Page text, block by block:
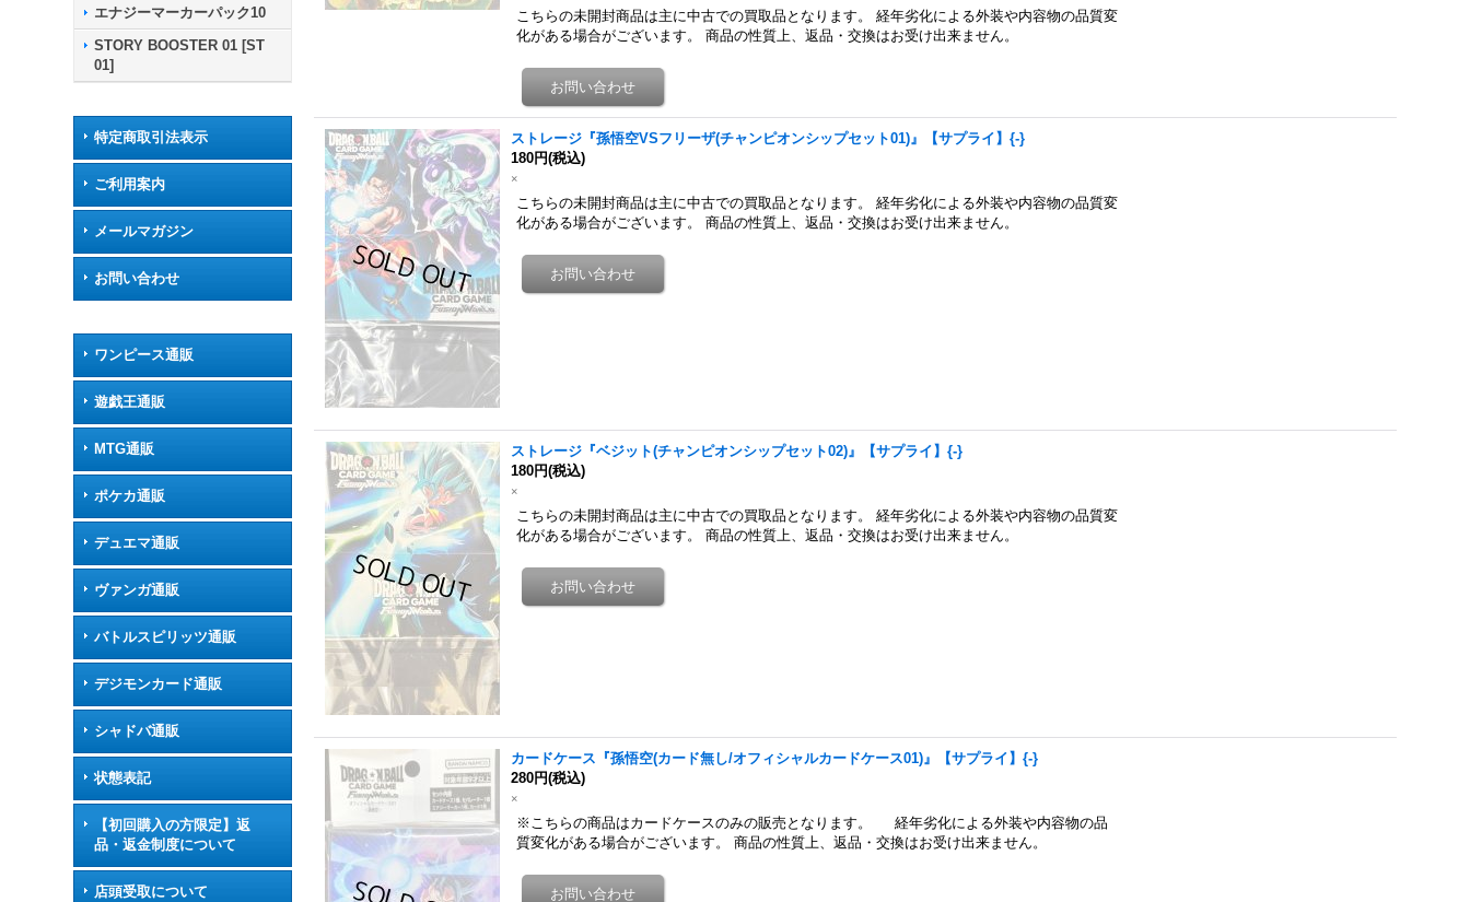
エナジーマーカーパック10
STORY BOOSTER 01 [ST
01]
特定商取引法表示
ご利用案内
メールマガジン
お問い合わせ
ワンピース通販
遊戯王通販
MTG通販
ポケカ通販
デュエマ通販
ヴァンガ通販
バトルスピリッツ通販
デジモンカード通販
シャドバ通販
状態表記
【初回購入の方限定】返
品・返金制度について
店頭受取について
こちらの未開封商品は主に中古での買取品となります。 経年劣化による外装や内容物の品質変
化がある場合がございます。 商品の性質上、返品・交換はお受け出来ません。
ストレージ『孫悟空VSフリーザ(チャンピオンシップセット01)』【サプライ】{-}
180円(税込)
×
こちらの未開封商品は主に中古での買取品となります。 経年劣化による外装や内容物の品質変
化がある場合がございます。 商品の性質上、返品・交換はお受け出来ません。
ストレージ『ベジット(チャンピオンシップセット02)』【サプライ】{-}
180円(税込)
×
こちらの未開封商品は主に中古での買取品となります。 経年劣化による外装や内容物の品質変
化がある場合がございます。 商品の性質上、返品・交換はお受け出来ません。
カードケース『孫悟空(カード無し/オフィシャルカードケース01)』【サプライ】{-}
280円(税込)
×
※こちらの商品はカードケースのみの販売となります。 経年劣化による外装や内容物の品
質変化がある場合がございます。 商品の性質上、返品・交換はお受け出来ません。